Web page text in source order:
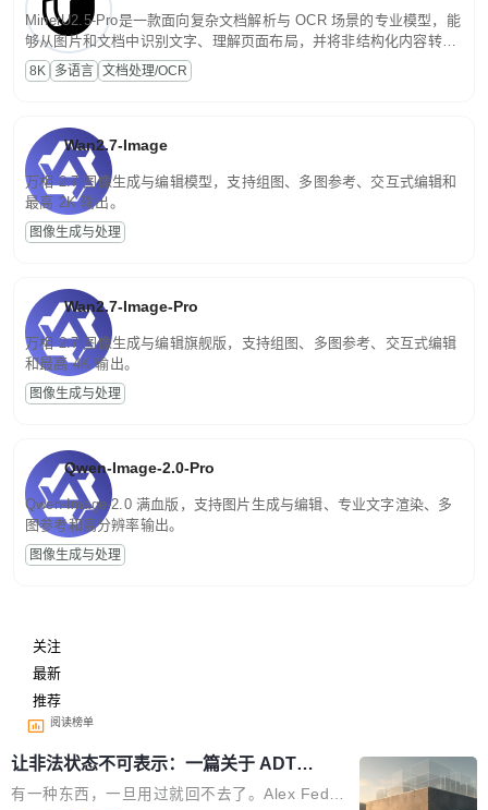
MinerU2.5-Pro是一款面向复杂文档解析与 OCR 场景的专业模型，能
够从图片和文档中识别文字、理解页面布局，并将非结构化内容转换
为便于存储、检索和二次处理的结构化结果。
8K 多语言 文档处理/OCR
Wan2.7-Image
万相 2.7 图像生成与编辑模型，支持组图、多图参考、交互式编辑和
最高 2K 输出。
图像生成与处理
Wan2.7-Image-Pro
万相 2.7 图像生成与编辑旗舰版，支持组图、多图参考、交互式编辑
和最高 4K 输出。
图像生成与处理
Qwen-Image-2.0-Pro
Qwen-Image-2.0 满血版，支持图片生成与编辑、专业文字渲染、多
图参考和高分辨率输出。
图像生成与处理
关注
最新
推荐
阅读榜单
让非法状态不可表示：一篇关于 ADT
的帖子在 Reddit 火了
有一种东西，一旦用过就回不去了。Alex Fedos